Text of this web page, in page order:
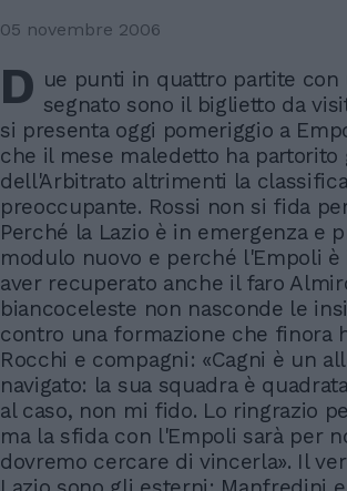
05 novembre 2006
D ue punti in quattro partite con
segnato sono il biglietto da
si presenta oggi pomeriggio a
che il mese maledetto ha
dell'Arbitrato altrimenti la
preoccupante. Rossi non si fida
Perché la Lazio è in emergenza e
modulo nuovo e perché l'Empoli
aver recuperato anche il faro
biancoceleste non nasconde le
contro una formazione che finora
Rocchi e compagni: «Cagni è un
navigato: la sua squadra è
al caso, non mi fido. Lo ringrazio
ma la sfida con l'Empoli sarà per
dovremo cercare di vincerla». Il